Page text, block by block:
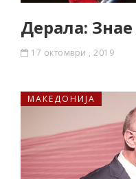
Дерала:
17 октомври , 2019
МАКЕДОНИЈА